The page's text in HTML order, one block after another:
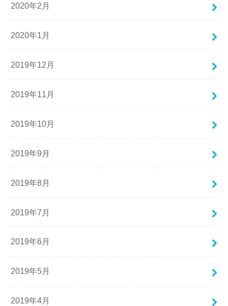
2020年2月
2020年1月
2019年12月
2019年11月
2019年10月
2019年9月
2019年8月
2019年7月
2019年6月
2019年5月
2019年4月